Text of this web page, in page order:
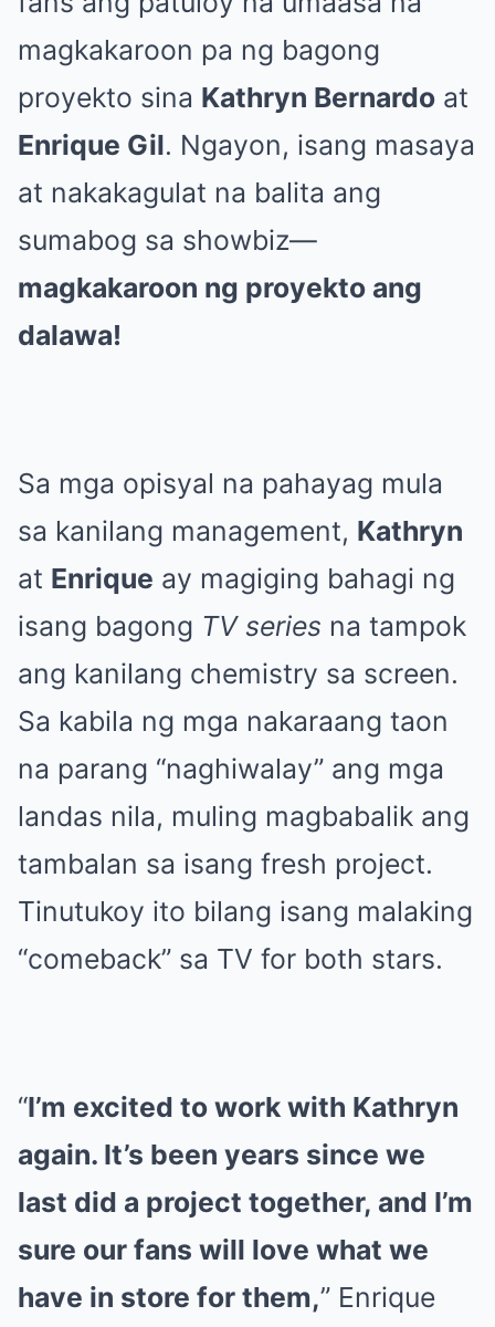
magkakaroon pa ng bagong
proyekto sina Kathryn Bernardo at
Enrique Gil. Ngayon, isang masaya
at nakakagulat na balita ang
sumabog sa showbiz—
magkakaroon ng proyekto ang
dalawa!
Sa mga opisyal na pahayag mula
sa kanilang management, Kathryn
at Enrique ay magiging bahagi ng
isang bagong TV series na tampok
ang kanilang chemistry sa screen.
Sa kabila ng mga nakaraang taon
na parang “naghiwalay” ang mga
landas nila, muling magbabalik ang
tambalan sa isang fresh project.
Tinutukoy ito bilang isang malaking
“comeback” sa TV for both stars.
“I’m excited to work with Kathryn
again. It’s been years since we
last did a project together, and I’m
sure our fans will love what we
have in store for them,” Enrique